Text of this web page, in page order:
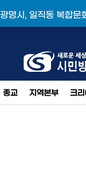
광명시, 일직동 복
종교 지역본부 크